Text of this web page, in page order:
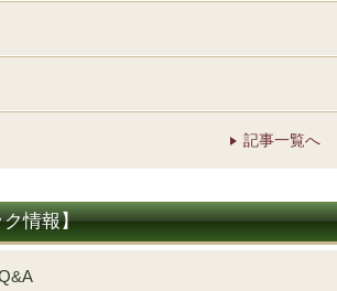
記事一覧へ
情報】